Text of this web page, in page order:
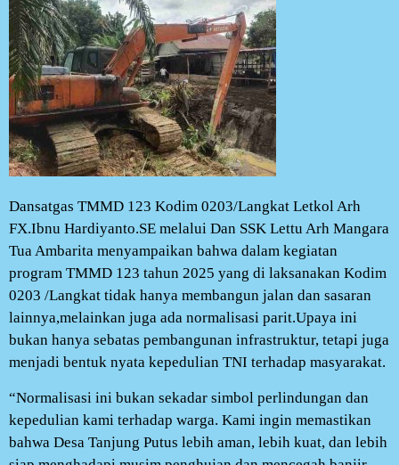
Dansatgas TMMD 123 Kodim 0203/Langkat Letkol Arh
FX.Ibnu Hardiyanto.SE melalui Dan SSK Lettu Arh Mangara
Tua Ambarita menyampaikan bahwa dalam kegiatan
program TMMD 123 tahun 2025 yang di laksanakan Kodim
0203 /Langkat tidak hanya membangun jalan dan sasaran
lainnya,melainkan juga ada normalisasi parit.Upaya ini
bukan hanya sebatas pembangunan infrastruktur, tetapi juga
menjadi bentuk nyata kepedulian TNI terhadap masyarakat.
“Normalisasi ini bukan sekadar simbol perlindungan dan
kepedulian kami terhadap warga. Kami ingin memastikan
bahwa Desa Tanjung Putus lebih aman, lebih kuat, dan lebih